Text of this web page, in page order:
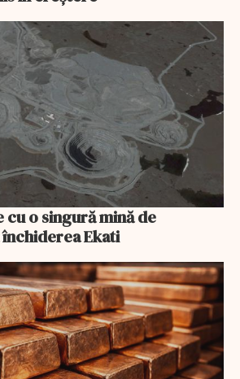
cu o singură mină de
Ekati